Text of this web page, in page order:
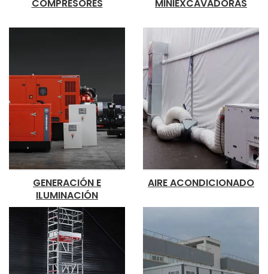
COMPRESORES MINIEXCAVADORAS
GENERACIÓN E
ILUMINACIÓN
AIRE ACONDICIONADO